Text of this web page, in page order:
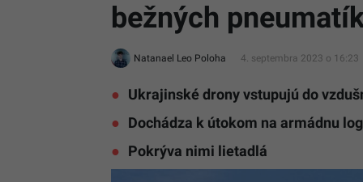
bežných
Natanael Leo Poloha 4. septembra 2023 o 16:23
Ukrajinské drony vstupujú do
Dochádza k útokom na armádnu
Pokrýva nimi lietadlá